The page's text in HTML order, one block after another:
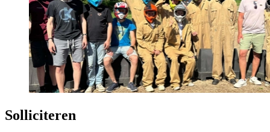
Solliciteren